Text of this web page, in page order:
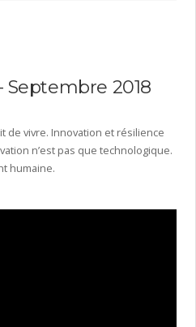
Septembre 2018
de vivre. Innovation et résilience
n’est pas que technologique.
humaine.